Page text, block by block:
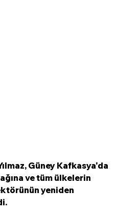
Güney Kafkasya'da
ve tüm ülkelerin
yeniden